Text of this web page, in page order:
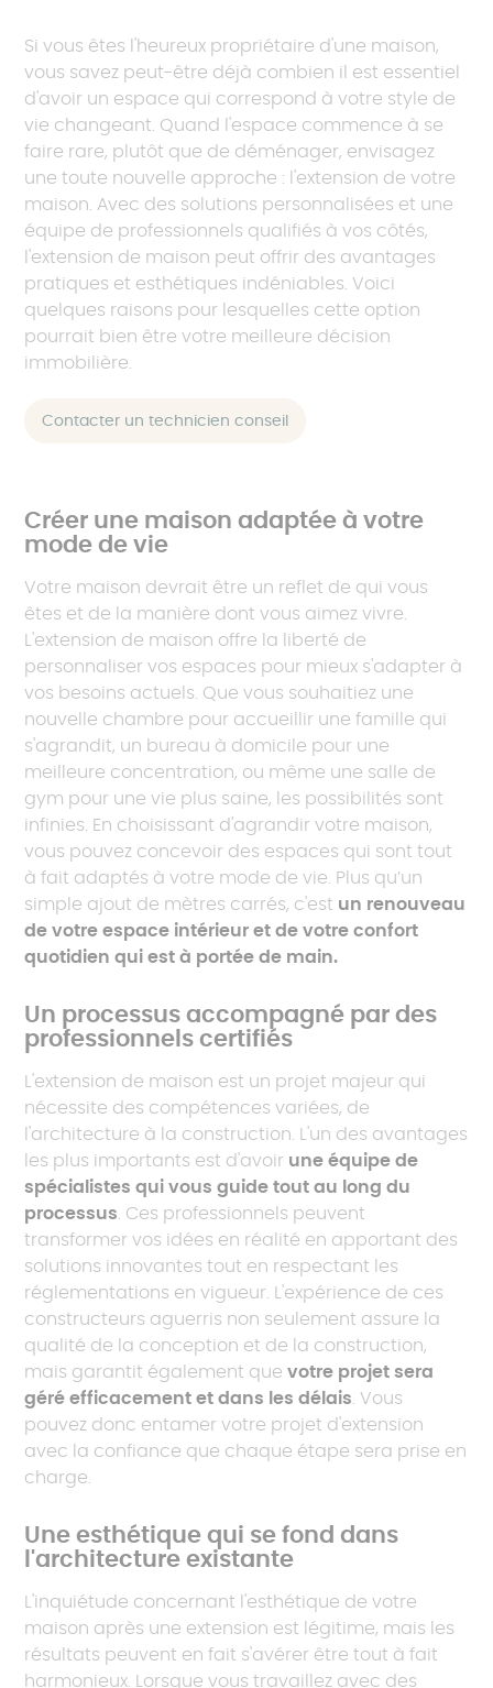
Si vous êtes l'heureux propriétaire d'une maison,
vous savez peut-être déjà combien il est essentiel
d'avoir un espace qui correspond à votre style de
vie changeant. Quand l'espace commence à se
faire rare, plutôt que de déménager, envisagez
une toute nouvelle approche : l'extension de votre
maison. Avec des solutions personnalisées et une
équipe de professionnels qualifiés à vos côtés,
l'extension de maison peut offrir des avantages
pratiques et esthétiques indéniables. Voici
quelques raisons pour lesquelles cette option
pourrait bien être votre meilleure décision
immobilière.
Contacter un technicien conseil
Créer une maison adaptée à votre
mode de vie
Votre maison devrait être un reflet de qui vous
êtes et de la manière dont vous aimez vivre.
L'extension de maison offre la liberté de
personnaliser vos espaces pour mieux s'adapter à
vos besoins actuels. Que vous souhaitiez une
nouvelle chambre pour accueillir une famille qui
s'agrandit, un bureau à domicile pour une
meilleure concentration, ou même une salle de
gym pour une vie plus saine, les possibilités sont
infinies. En choisissant d'agrandir votre maison,
vous pouvez concevoir des espaces qui sont tout
à fait adaptés à votre mode de vie. Plus qu’un
simple ajout de mètres carrés, c'est un renouveau
de votre espace intérieur et de votre confort
quotidien qui est à portée de main.
Un processus accompagné par des
professionnels certifiés
L'extension de maison est un projet majeur qui
nécessite des compétences variées, de
l'architecture à la construction. L'un des avantages
les plus importants est d'avoir une équipe de
spécialistes qui vous guide tout au long du
processus. Ces professionnels peuvent
transformer vos idées en réalité en apportant des
solutions innovantes tout en respectant les
réglementations en vigueur. L'expérience de ces
constructeurs aguerris non seulement assure la
qualité de la conception et de la construction,
mais garantit également quevotre projet sera
géré efficacement et dans les délais. Vous
pouvez donc entamer votre projet d'extension
avec la confiance que chaque étape sera prise en
charge.
Une esthétique qui se fond dans
l'architecture existante
L'inquiétude concernant l'esthétique de votre
maison après une extension est légitime, mais les
résultats peuvent en fait s'avérer être tout à fait
harmonieux. Lorsque vous travaillez avec des